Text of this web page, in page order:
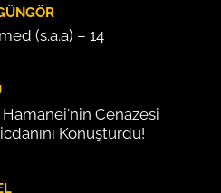
(s.a.a) – 14
Cenazesi
Konuşturdu!